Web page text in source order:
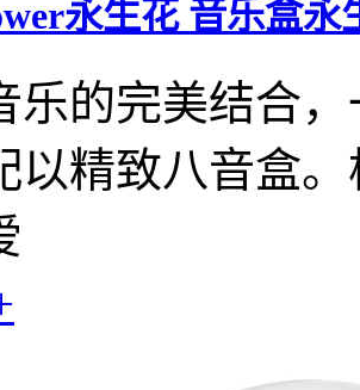
永生花 音乐盒永
乐的完美结合
以精致八音盒